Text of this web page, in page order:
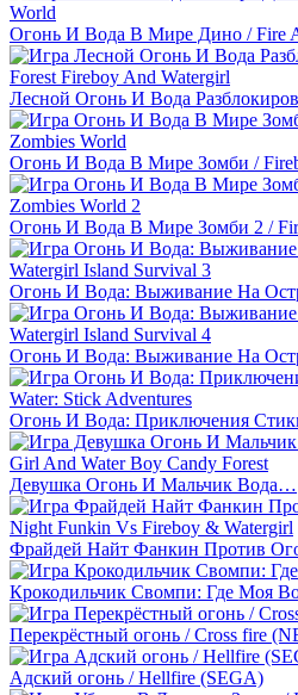
Огонь И Вода В Мире Дино / Fire
Лесной Огонь И Вода
Огонь И Вода В Мире Зомби /
Огонь И Вода В Мире Зомби 2 /
Огонь И Вода: Выживание На
Огонь И Вода: Выживание На
Огонь И Вода: Приключения
Девушка Огонь И Мальчик Вода…
Фрайдей Найт Фанкин Против
Крокодильчик Свомпи: Где Моя
Перекрёстный огонь / Cross fire
Адский огонь / Hellfire (SEGA)